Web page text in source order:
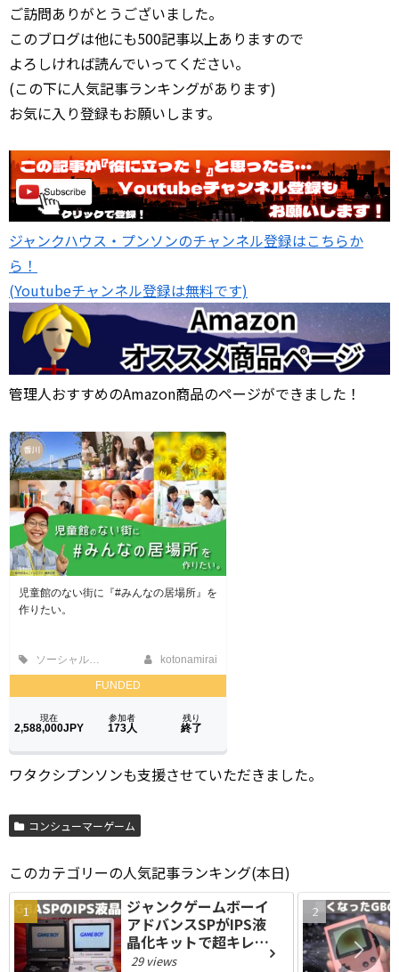
ご訪問ありがとうございました。
このブログは他にも500記事以上ありますので
よろしければ読んでいってください。
(この下に人気記事ランキングがあります)
お気に入り登録もお願いします。
ジャンクハウス・プンソンのチャンネル登録はこちらか
ら！
(Youtubeチャンネル登録は無料です)
管理人おすすめのAmazon商品のページができました！
ワタクシプンソンも支援させていただきました。
コンシューマーゲーム
このカテゴリーの人気記事ランキング(本日)
ジャンクゲームボーイ
アドバンスSPがIPS液
晶化キットで超キレイ
な現代仕様になって凄
29 views